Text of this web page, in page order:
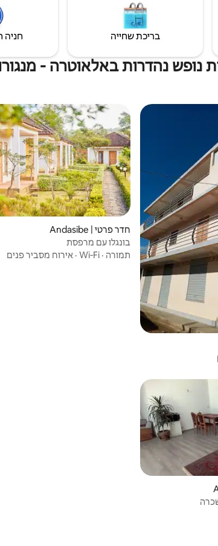
בריכת שחייה חניה
נופש נהדרות באלאוטרה -
חדר פרטי | Andasibe
בונגלו עם מרפסת
תמורה ·
Wi‑Fi
· אירוח מסביר פנים